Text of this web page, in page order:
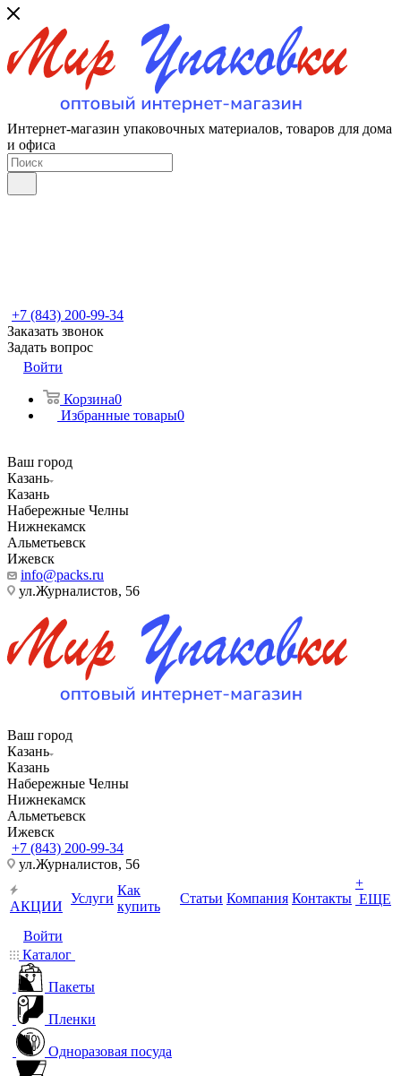
Интернет-магазин упаковочных материалов, товаров для дома
и офиса
+7 (843) 200-99-34
Заказать звонок
Задать вопрос
Войти
Корзина0
Избранные товары0
Ваш город
Казань
Казань
Набережные Челны
Нижнекамск
Альметьевск
Ижевск
info@packs.ru
ул.Журналистов, 56
Ваш город
Казань
Казань
Набережные Челны
Нижнекамск
Альметьевск
Ижевск
+7 (843) 200-99-34
ул.Журналистов, 56
АКЦИИ
Услуги
Как
купить
Статьи Компания Контакты
+
ЕЩЕ
Войти
Каталог
Пакеты
Пленки
Одноразовая посуда